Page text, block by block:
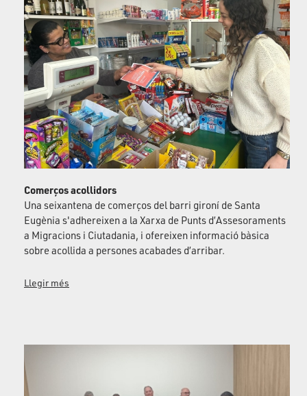
Comerços acollidors
Una seixantena de comerços del barri gironí de Santa
Eugènia s'adhereixen a la Xarxa de Punts d’Assesoraments
a Migracions i Ciutadania, i ofereixen informació bàsica
sobre acollida a persones acabades d’arribar.
Llegir més